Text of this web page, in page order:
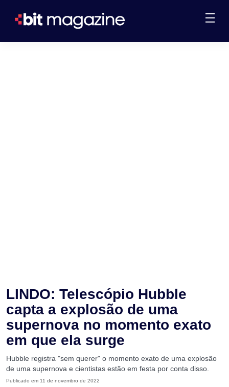
LINDO: Telescópio Hubble
capta a explosão de uma
supernova no momento exato
em que ela surge
Hubble registra "sem querer" o momento exato de uma explosão
de uma supernova e cientistas estão em festa por conta disso.
Publicado em 11 de novembro de 2022